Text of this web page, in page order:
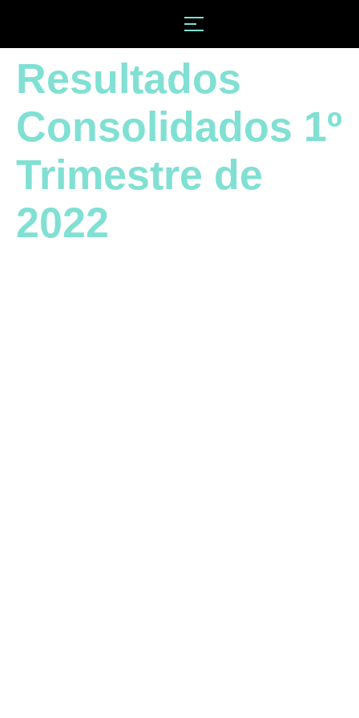
Resultados
Consolidados 1º
Trimestre de
2022